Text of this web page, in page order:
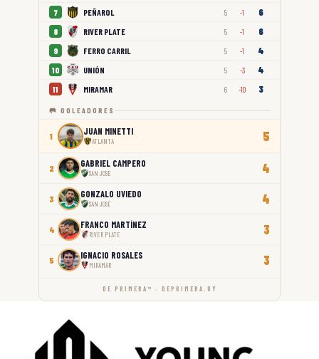
7 PEÑAROL 5 -1 6
8 RIVER PLATE 5 -1 6
9 FERRO CARRIL 5 -1 4
10 UNIÓN 5 -3 4
11 MIRAMAR 6 -10 3
🥅 GOLEADORES
1 JUAN MINETTI
ATLANTA 5
2 GABRIEL CAMPERO
SAN JOSÉ 4
3 GONZALO UVIEDO
SAN JOSÉ 4
4 FRANCO MARTÍNEZ
RIVER PLATE 3
5 IGNACIO ROSALES
MIRAMAR 3
DE PRIMERA™ · DEPRIMERA.UY